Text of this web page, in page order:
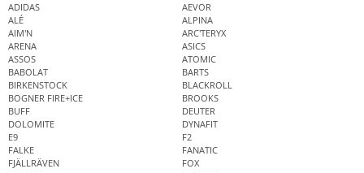
ADIDAS
AEVOR
ALÉ
ALPINA
AIM'N
ARC'TERYX
ARENA
ASICS
ASSOS
ATOMIC
BABOLAT
BARTS
BIRKENSTOCK
BLACKROLL
BOGNER FIRE+ICE
BROOKS
BUFF
DEUTER
DOLOMITE
DYNAFIT
E9
F2
FALKE
FANATIC
FJÄLLRÄVEN
FOX